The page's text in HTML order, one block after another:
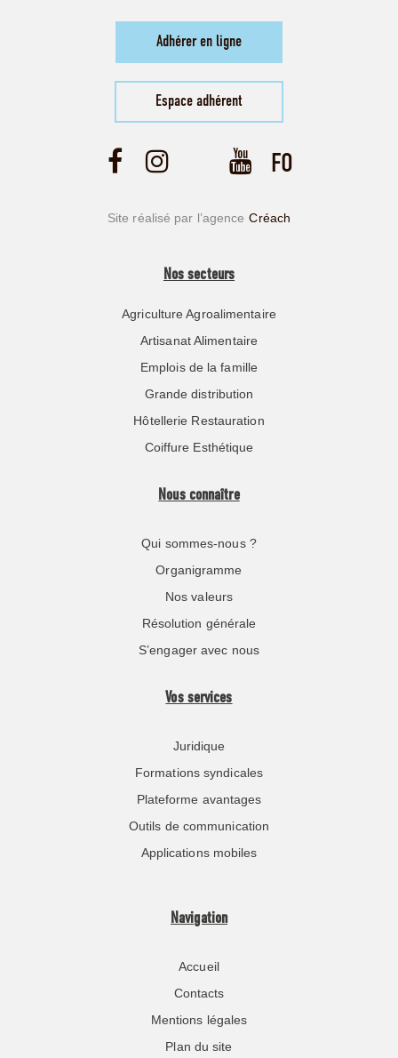
Adhérer en ligne
Espace adhérent
Site réalisé par l’agence Créach
Nos secteurs
Agriculture Agroalimentaire
Artisanat Alimentaire
Emplois de la famille
Grande distribution
Hôtellerie Restauration
Coiffure Esthétique
Nous connaître
Qui sommes-nous ?
Organigramme
Nos valeurs
Résolution générale
S’engager avec nous
Vos services
Juridique
Formations syndicales
Plateforme avantages
Outils de communication
Applications mobiles
Navigation
Accueil
Contacts
Mentions légales
Plan du site